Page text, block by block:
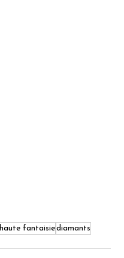
haute fantaisiediamants